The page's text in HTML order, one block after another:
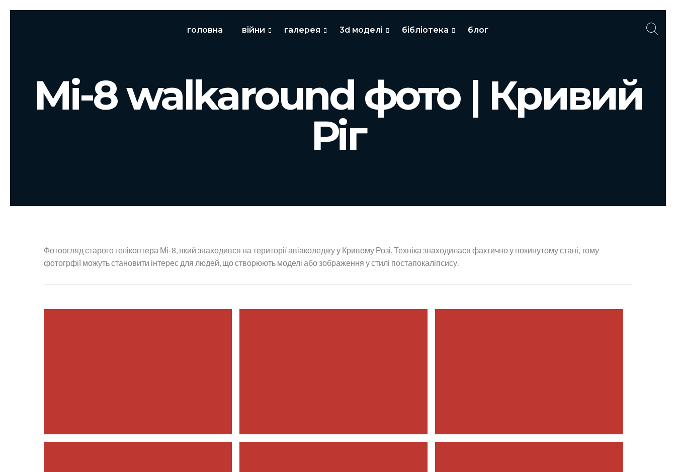
головна війни галерея 3d моделі бібліотека блог
Мі-8 walkaround фото | Кривий
Ріг
Фотоогляд старого гелікоптера Мі-8, який знаходився на території авіаколеджу у Кривому Розі. Техніка знаходилася фактично у покинутому стані, тому
фотогрфії можуть становити інтерес для людей, що створюють моделі або зображення у стилі постапокаліпсису.